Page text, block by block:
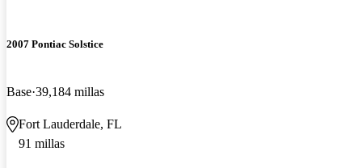
2007 Pontiac Solstice
Base 39,184 millas
Fort Lauderdale, FL
91 millas